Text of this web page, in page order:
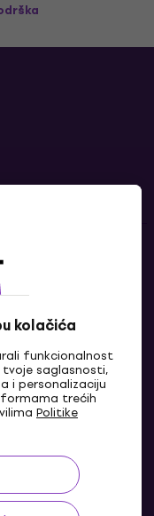
kolačića
funkcionalnost
tvoje saglasnosti,
i personalizaciju
trećih
Politike